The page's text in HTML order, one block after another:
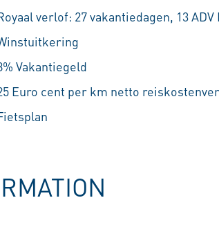
verlof: 27 vakantiedagen, 13 ADV
Vakantiegeld
Euro cent per km netto